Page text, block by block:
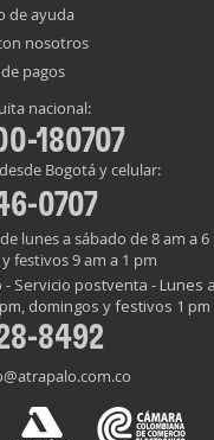
de ayuda
nosotros
pagos
nacional:
180707
Bogotá y celular:
0707
lunes a sábado de 8 am a
festivos 9 am a 1 pm
- Servicio postventa - Lunes
domingos y festivos 1 pm
8492